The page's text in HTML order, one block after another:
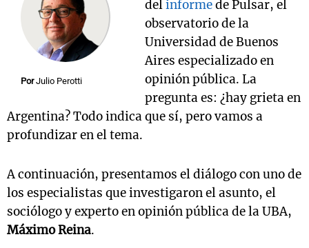
Por Julio Perotti
delinformede Pulsar, el
observatorio de la
Universidad de Buenos
Aires especializado en
opinión pública. La
pregunta es: ¿hay grieta en
Argentina? Todo indica que sí, pero vamos a
profundizar en el tema.
A continuación, presentamos el diálogo con uno de
los especialistas que investigaron el asunto, el
sociólogo y experto en opinión pública de la UBA,
Máximo Reina.